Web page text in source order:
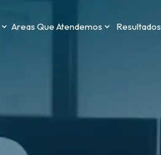
Areas Que Atendemos Resultados